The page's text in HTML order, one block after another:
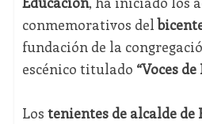
conmemorativos del
fundación de la
escénico titulado “Voces
Los tenientes de alcalde de